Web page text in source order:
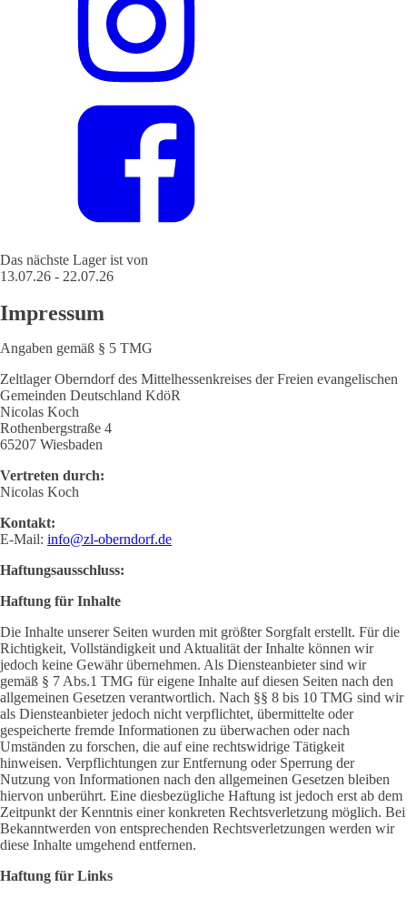
Das nächste Lager ist von
13.07.26 - 22.07.26
Impressum
Angaben gemäß § 5 TMG
Zeltlager Oberndorf des Mittelhessenkreises der Freien evangelischen
Gemeinden Deutschland KdöR
Nicolas Koch
Rothenbergstraße 4
65207 Wiesbaden
Vertreten durch:
Nicolas Koch
Kontakt:
E-Mail: info@zl-oberndorf.de
Haftungsausschluss:
Haftung für Inhalte
Die Inhalte unserer Seiten wurden mit größter Sorgfalt erstellt. Für die
Richtigkeit, Vollständigkeit und Aktualität der Inhalte können wir
jedoch keine Gewähr übernehmen. Als Diensteanbieter sind wir
gemäß § 7 Abs.1 TMG für eigene Inhalte auf diesen Seiten nach den
allgemeinen Gesetzen verantwortlich. Nach §§ 8 bis 10 TMG sind wir
als Diensteanbieter jedoch nicht verpflichtet, übermittelte oder
gespeicherte fremde Informationen zu überwachen oder nach
Umständen zu forschen, die auf eine rechtswidrige Tätigkeit
hinweisen. Verpflichtungen zur Entfernung oder Sperrung der
Nutzung von Informationen nach den allgemeinen Gesetzen bleiben
hiervon unberührt. Eine diesbezügliche Haftung ist jedoch erst ab dem
Zeitpunkt der Kenntnis einer konkreten Rechtsverletzung möglich. Bei
Bekanntwerden von entsprechenden Rechtsverletzungen werden wir
diese Inhalte umgehend entfernen.
Haftung für Links